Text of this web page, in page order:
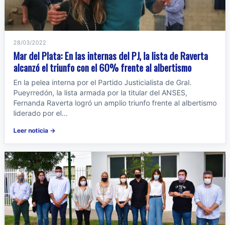
28/03/2022
Mar del Plata: En las internas del PJ, la lista de Raverta
alcanzó el triunfo con el 60% frente al albertismo
En la pelea interna por el Partido Justicialista de Gral.
Pueyrredón, la lista armada por la titular del ANSES,
Fernanda Raverta logró un amplio triunfo frente al albertismo
liderado por el...
Leer noticia →